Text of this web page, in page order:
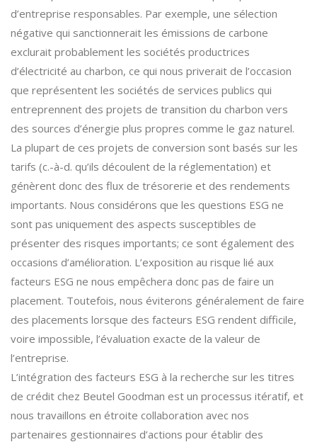
d’entreprise responsables. Par exemple, une sélection
négative qui sanctionnerait les émissions de carbone
exclurait probablement les sociétés productrices
d’électricité au charbon, ce qui nous priverait de l’occasion
que représentent les sociétés de services publics qui
entreprennent des projets de transition du charbon vers
des sources d’énergie plus propres comme le gaz naturel.
La plupart de ces projets de conversion sont basés sur les
tarifs (c.-à-d. qu’ils découlent de la réglementation) et
génèrent donc des flux de trésorerie et des rendements
importants. Nous considérons que les questions ESG ne
sont pas uniquement des aspects susceptibles de
présenter des risques importants; ce sont également des
occasions d’amélioration. L’exposition au risque lié aux
facteurs ESG ne nous empêchera donc pas de faire un
placement. Toutefois, nous éviterons généralement de faire
des placements lorsque des facteurs ESG rendent difficile,
voire impossible, l’évaluation exacte de la valeur de
l’entreprise.
L’intégration des facteurs ESG à la recherche sur les titres
de crédit chez Beutel Goodman est un processus itératif, et
nous travaillons en étroite collaboration avec nos
partenaires gestionnaires d’actions pour établir des